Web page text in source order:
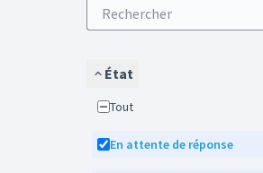
État
Tout
En attente de réponse